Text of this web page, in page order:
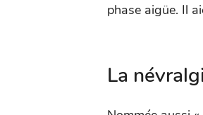
phase aigüe. Il
La